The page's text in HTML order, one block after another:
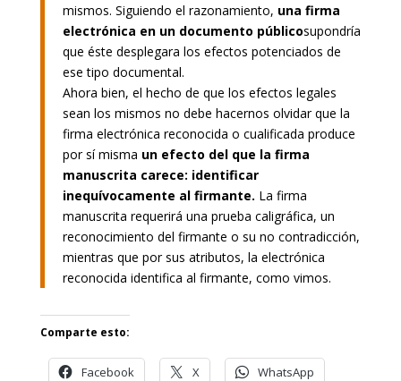
mismos. Siguiendo el razonamiento, una firma
electrónica en un documento públicosupondría
que éste desplegara los efectos potenciados de
ese tipo documental.
Ahora bien, el hecho de que los efectos legales
sean los mismos no debe hacernos olvidar que la
firma electrónica reconocida o cualificada produce
por sí misma un efecto del que la firma
manuscrita carece: identificar
inequívocamente al firmante. La firma
manuscrita requerirá una prueba caligráfica, un
reconocimiento del firmante o su no contradicción,
mientras que por sus atributos, la electrónica
reconocida identifica al firmante, como vimos.
Comparte esto:
Facebook X WhatsApp